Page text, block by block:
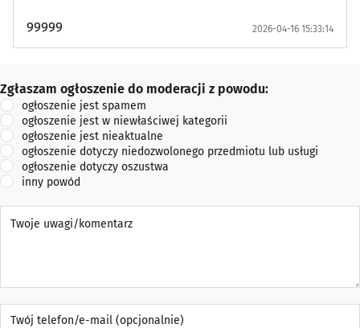
99999 2026-04-16 15:33:14
Zgłaszam ogłoszenie do moderacji z powodu:
Zgłaszam ogłoszenie do moderacji z powodu:
ogłoszenie jest spamem
ogłoszenie jest w niewłaściwej kategorii
ogłoszenie jest nieaktualne
ogłoszenie dotyczy niedozwolonego przedmiotu lub usługi
ogłoszenie dotyczy oszustwa
inny powód